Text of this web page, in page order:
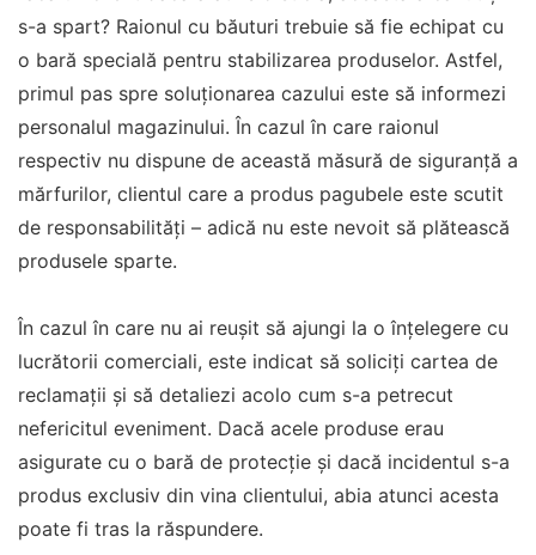
s-a spart? Raionul cu băuturi trebuie să fie echipat cu
o bară specială pentru stabilizarea produselor. Astfel,
primul pas spre soluționarea cazului este să informezi
personalul magazinului. În cazul în care raionul
respectiv nu dispune de această măsură de siguranță a
mărfurilor, clientul care a produs pagubele este scutit
de responsabilități – adică nu este nevoit să plătească
produsele sparte.
În cazul în care nu ai reușit să ajungi la o înțelegere cu
lucrătorii comerciali, este indicat să soliciți cartea de
reclamații și să detaliezi acolo cum s-a petrecut
nefericitul eveniment. Dacă acele produse erau
asigurate cu o bară de protecție și dacă incidentul s-a
produs exclusiv din vina clientului, abia atunci acesta
poate fi tras la răspundere.